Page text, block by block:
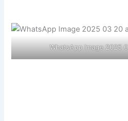
WhatsApp Image 2025